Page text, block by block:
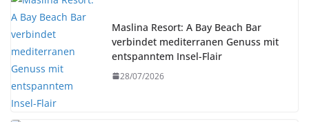
Maslina Resort: A Bay Beach Bar
verbindet mediterranen Genuss mit
entspanntem Insel-Flair
28/07/2026